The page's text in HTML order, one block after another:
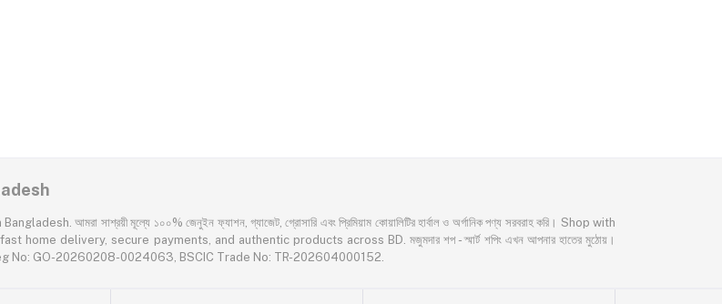
সাশ্রয়ী মূল্যে ১০০% জেনুইন ফ্যাশন, গ্যাজেট, গ্রোসারি এবং প্রিমিয়াম কোয়ালিটির হার্বাল ও অর্গানিক পণ্য সরবরাহ করি। Shop with
delivery, secure payments, and authentic products across BD. মজুমদার শপ - স্মার্ট শপিং এখন আপনার হাতের মুঠোয়।
No: GO-20260208-0024063, BSCIC Trade No: TR-202604000152.